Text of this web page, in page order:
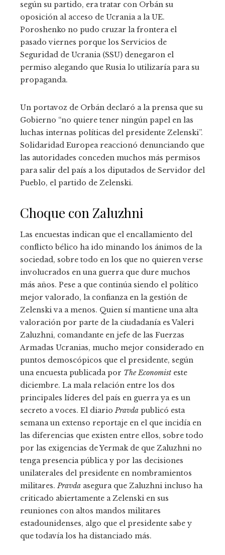
según su partido, era tratar con Orbán su
oposición al acceso de Ucrania a la UE.
Poroshenko no pudo cruzar la frontera el
pasado viernes porque los Servicios de
Seguridad de Ucrania (SSU) denegaron el
permiso alegando que Rusia lo utilizaría para su
propaganda.
Un portavoz de Orbán declaró a la prensa que su
Gobierno “no quiere tener ningún papel en las
luchas internas políticas del presidente Zelenski”.
Solidaridad Europea reaccionó denunciando que
las autoridades conceden muchos más permisos
para salir del país a los diputados de Servidor del
Pueblo, el partido de Zelenski.
Choque con Zaluzhni
Las encuestas indican que el encallamiento del
conflicto bélico ha ido minando los ánimos de la
sociedad, sobre todo en los que no quieren verse
involucrados en una guerra que dure muchos
más años. Pese a que continúa siendo el político
mejor valorado, la confianza en la gestión de
Zelenski va a menos. Quien sí mantiene una alta
valoración por parte de la ciudadanía es Valeri
Zaluzhni, comandante en jefe de las Fuerzas
Armadas Ucranias, mucho mejor considerado en
puntos demoscópicos que el presidente, según
una encuesta publicada por The Economist este
diciembre. La mala relación entre los dos
principales líderes del país en guerra ya es un
secreto a voces. El diarioPravda publicó esta
semana un extenso reportaje en el que incidía en
las diferencias que existen entre ellos, sobre todo
por las exigencias de Yermak de que Zaluzhni no
tenga presencia pública y por las decisiones
unilaterales del presidente en nombramientos
militares.Pravda asegura que Zaluzhni incluso ha
criticado abiertamente a Zelenski en sus
reuniones con altos mandos militares
estadounidenses, algo que el presidente sabe y
que todavía los ha distanciado más.